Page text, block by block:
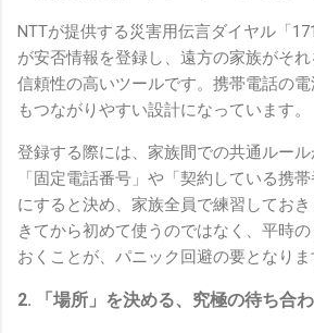
NTTが提供する災害用伝言ダイヤル「
が安否情報を登録し、遠方の家族がそ
信頼性の高いツールです。携帯電話の
もつながりやすい設計になっています。
登録する際には、家族間での共通ルー
「固定電話番号」や「契約している携
にすると決め、家族全員で練習してお
きてから初めて使うのではなく、平時
おくことが、パニック回避の要となりま
2. 「場所」を決める、究極の待ち合